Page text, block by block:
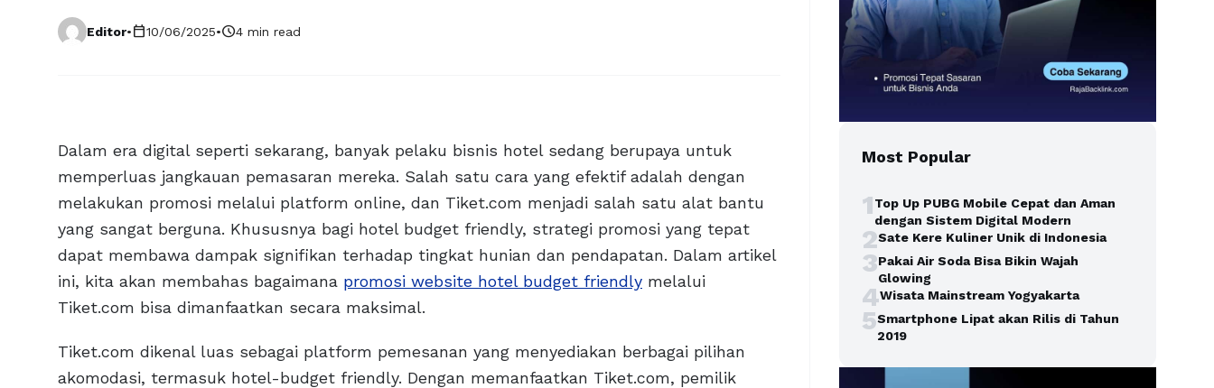
Editor•calendar_today10/06/2025•schedule4 min read
Dalam era digital seperti sekarang, banyak pelaku bisnis hotel sedang berupaya untuk
memperluas jangkauan pemasaran mereka. Salah satu cara yang efektif adalah dengan
melakukan promosi melalui platform online, dan Tiket.com menjadi salah satu alat bantu
yang sangat berguna. Khususnya bagi hotel budget friendly, strategi promosi yang tepat
dapat membawa dampak signifikan terhadap tingkat hunian dan pendapatan. Dalam artikel
ini, kita akan membahas bagaimana promosi website hotel budget friendly melalui
Tiket.com bisa dimanfaatkan secara maksimal.
Tiket.com dikenal luas sebagai platform pemesanan yang menyediakan berbagai pilihan
akomodasi, termasuk hotel-budget friendly. Dengan memanfaatkan Tiket.com, pemilik
Most Popular
1Top Up PUBG Mobile Cepat dan Aman
dengan Sistem Digital Modern
2Sate Kere Kuliner Unik di Indonesia
3Pakai Air Soda Bisa Bikin Wajah
Glowing
4Wisata Mainstream Yogyakarta
5Smartphone Lipat akan Rilis di Tahun
2019